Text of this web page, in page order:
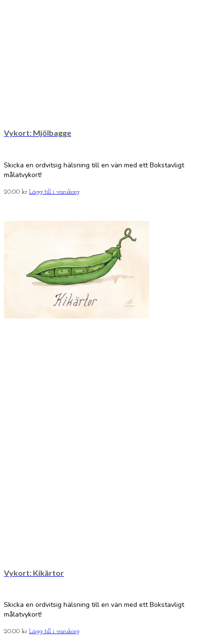
Vykort: Mjölbagge
Skicka en ordvitsig hälsning till en vän med ett Bokstavligt
målatvykort!
20.00 kr Lägg till i varukorg
Vykort: Kikärtor
Skicka en ordvitsig hälsning till en vän med ett Bokstavligt
målatvykort!
20.00 kr Lägg till i varukorg